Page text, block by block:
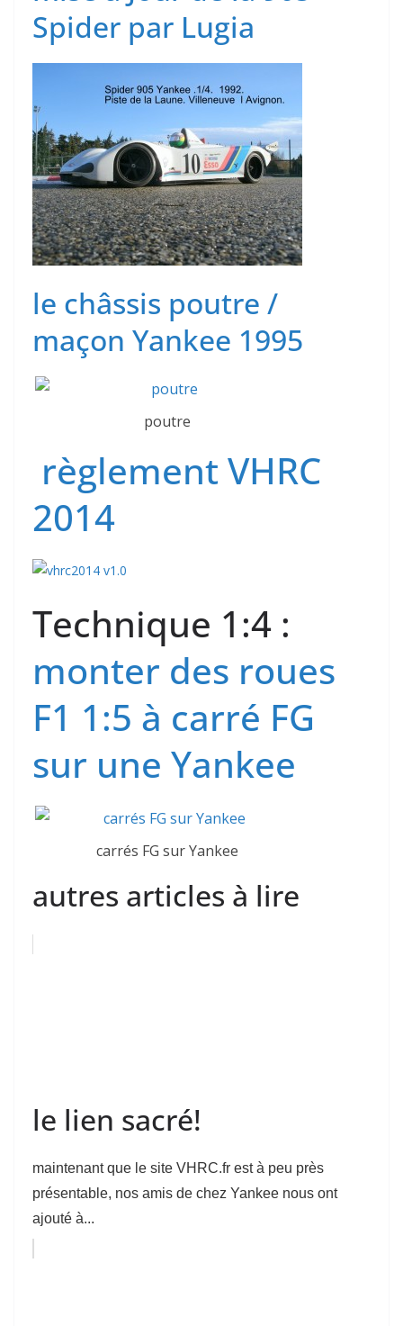
Spider par Lugia
le châssis poutre /
maçon Yankee 1995
poutre
règlement VHRC
2014
Technique 1:4 :
monter des roues
F1 1:5 à carré FG
sur une Yankee
carrés FG sur Yankee
autres articles à lire
le lien sacré!
maintenant que le site VHRC.fr est à peu près
présentable, nos amis de chez Yankee nous ont
ajouté à...